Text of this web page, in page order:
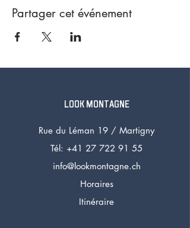
Partager cet événement
LOOK MONTAGNE
Rue du Léman 19 / Martigny
Tél: +41 27 722 91 55
info@lookmontagne.ch
Horaires
Itinéraire